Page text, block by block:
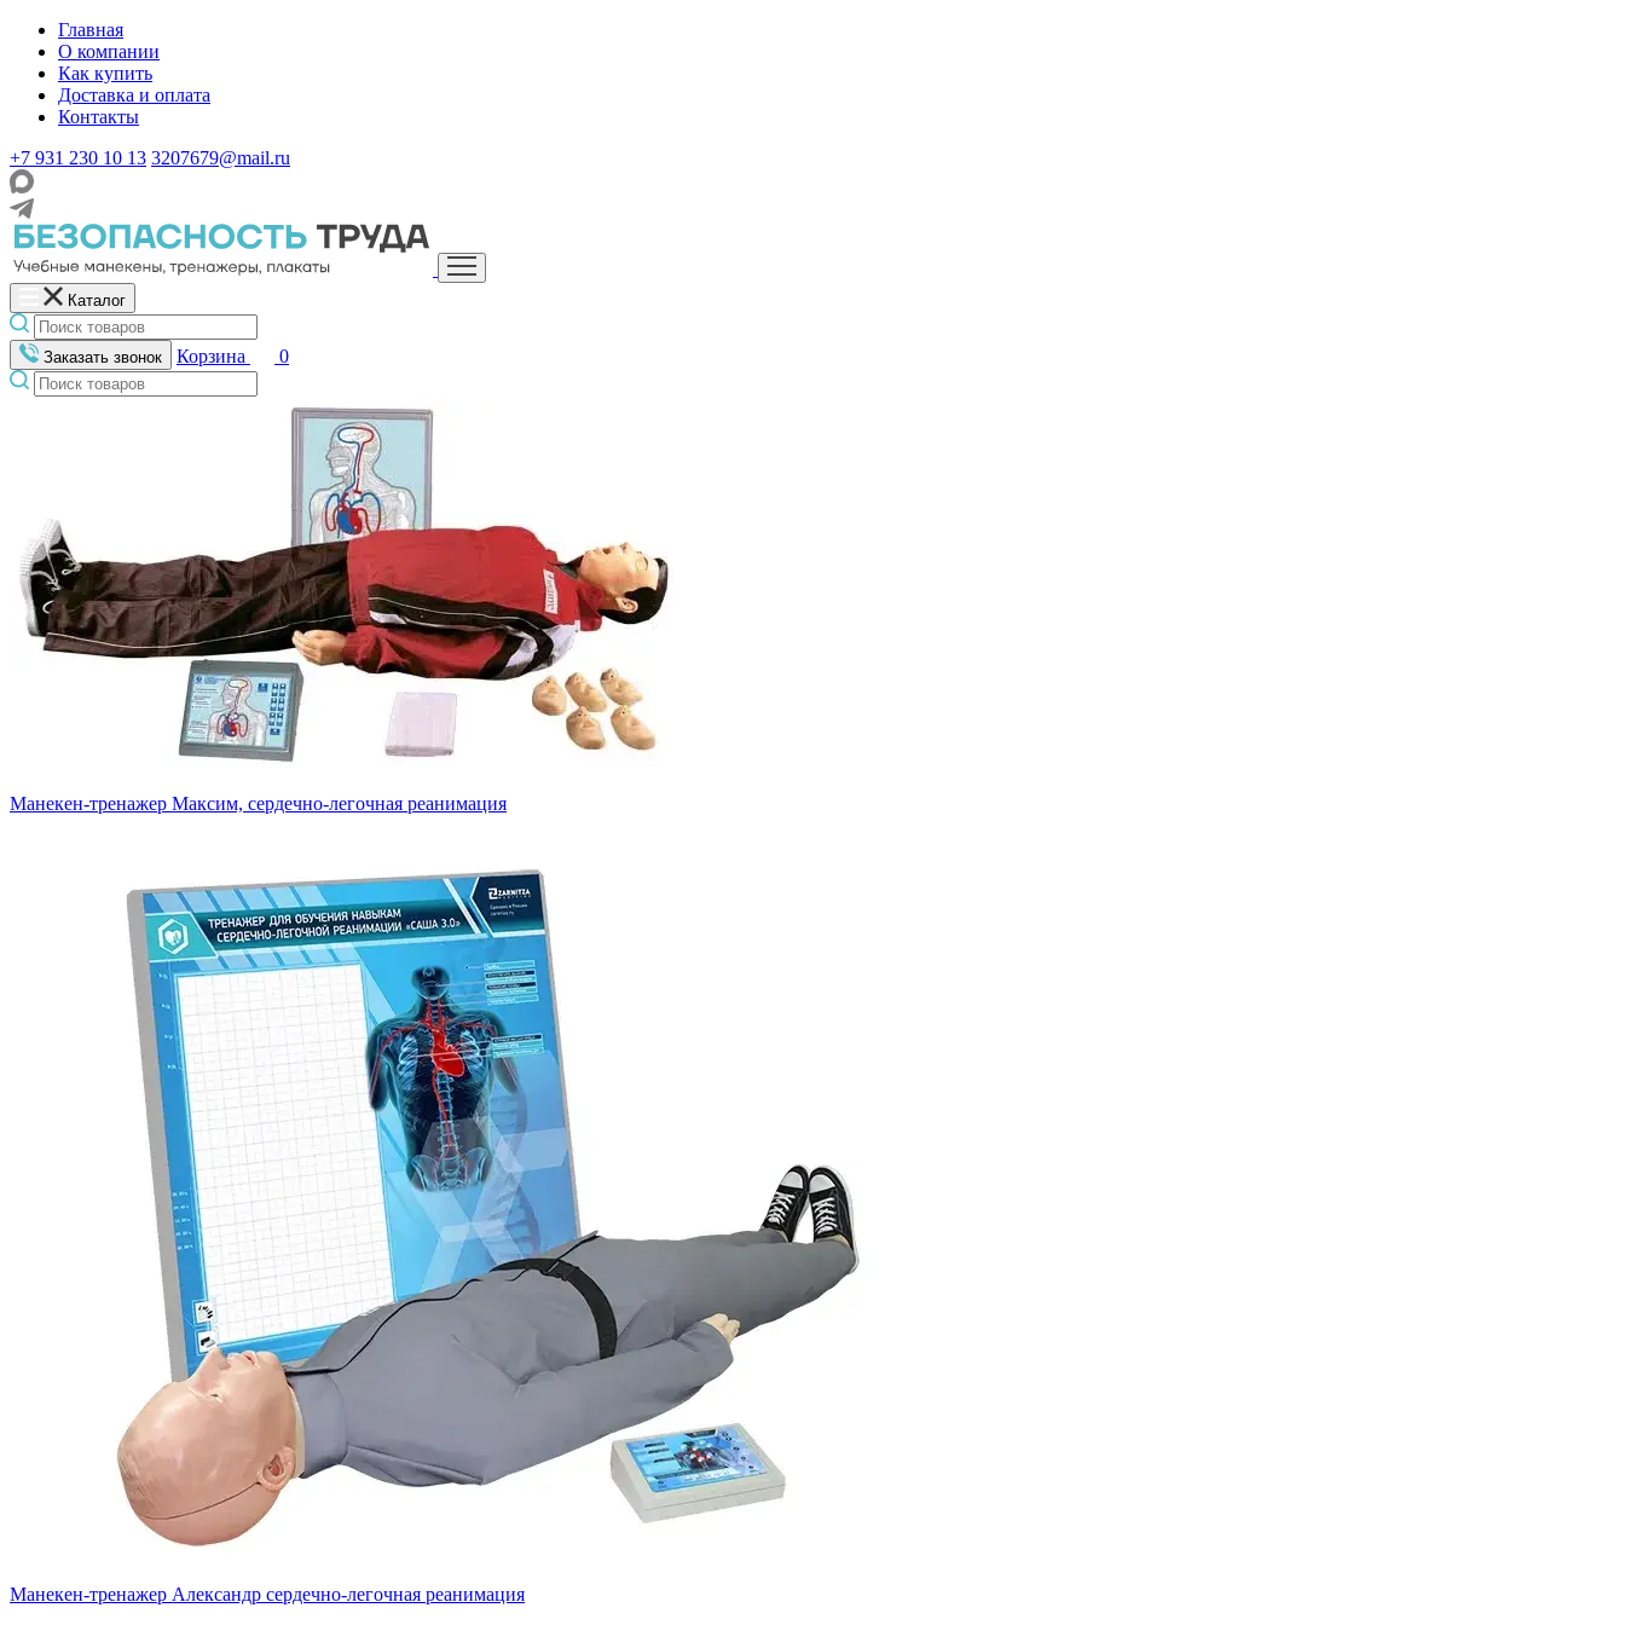
Главная
О компании
Как купить
Доставка и оплата
Контакты
+7 931 230 10 13 3207679@mail.ru
Каталог
Заказать звонок Корзина 0
Манекен-тренажер Максим, сердечно-легочная реанимация
Манекен-тренажер Александр сердечно-легочная реанимация